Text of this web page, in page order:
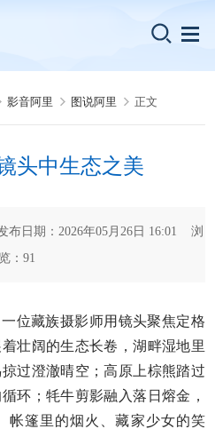
影音阿里 图说阿里 正文
头中生态之美
日期：2026年05月26日 16:01 浏
览： 91
位藏族摄影师用镜头聚焦定格
壮阔的生态长卷，湖畔湿地里
过澄澈晴空；高原上棕熊踏过
环；牦牛剪影融入落日熔金，
帐篷里的烟火、藏家少女的笑